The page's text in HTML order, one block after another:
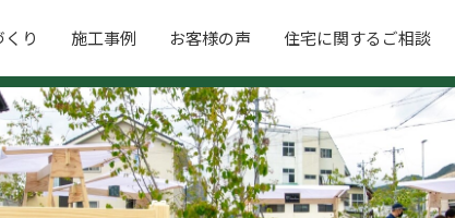
り 施工事例 お客様の声 住宅に関するご相談